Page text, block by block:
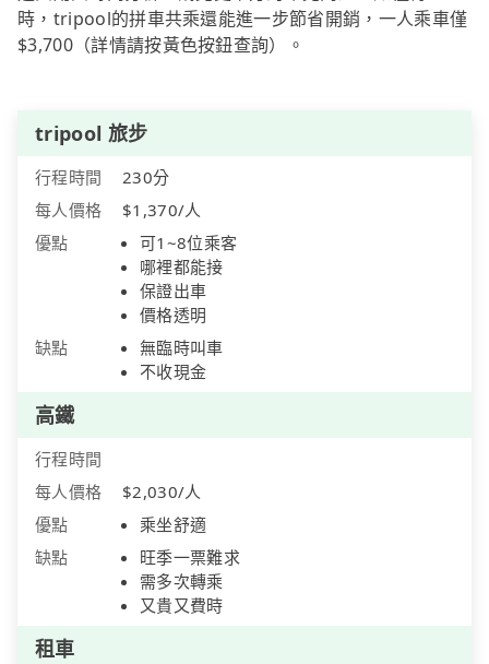
時，tripool的拼車共乘還能進一步節省開銷，一人乘車僅
$3,700（詳情請按黃色按鈕查詢）。
tripool 旅步
行程時間
230分
每人價格
$1,370/人
優點
可1~8位乘客
哪裡都能接
保證出車
價格透明
缺點
無臨時叫車
不收現金
高鐵
行程時間
每人價格
$2,030/人
優點
乘坐舒適
缺點
旺季一票難求
需多次轉乘
又貴又費時
租車